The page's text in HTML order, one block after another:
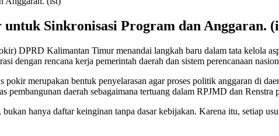
Sinkronisasi Program dan Anggaran.
DPRD Kalimantan Timur menandai langkah baru dalam tata kelola
dengan rencana kerja pemerintah daerah dan sistem perencanaan
merupakan bentuk penyelarasan agar proses politik anggaran di
daerah sebagaimana tertuang dalam RPJMD dan Renstra
hanya daftar keinginan tanpa dasar kebijakan. Karena itu, setiap